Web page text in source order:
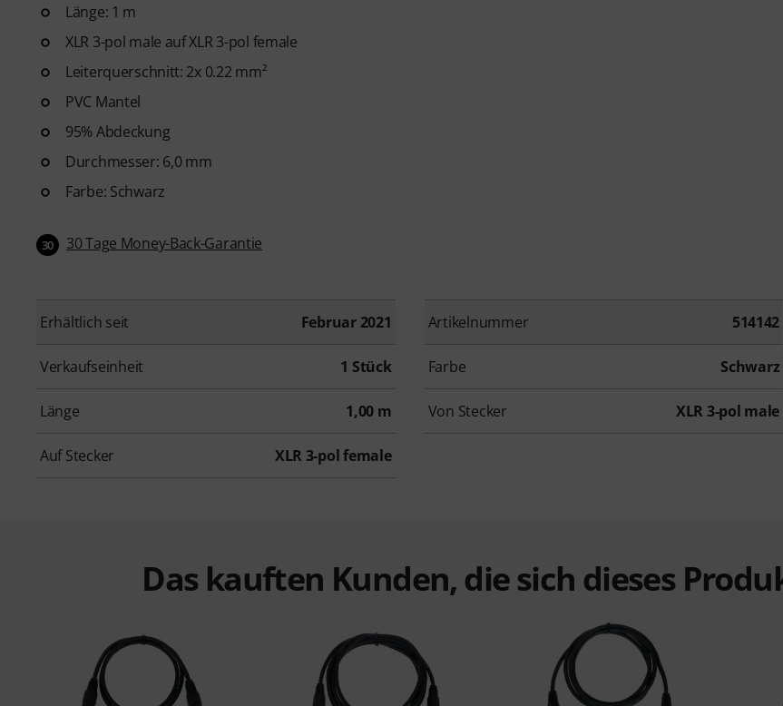
Länge: 1 m
XLR 3-pol male auf XLR 3-pol female
Leiterquerschnitt: 2x 0.22 mm²
PVC Mantel
95% Abdeckung
Durchmesser: 6,0 mm
Farbe: Schwarz
30 30 Tage Money-Back-Garantie
Erhältlich seit Februar 2021 Artikelnummer 514142
Verkaufseinheit 1 Stück Farbe Schwarz
Länge 1,00 m Von Stecker XLR 3-pol male
Auf Stecker XLR 3-pol female
Das kauften Kunden, die sich dieses